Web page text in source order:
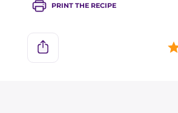
PRINT THE RECIPE